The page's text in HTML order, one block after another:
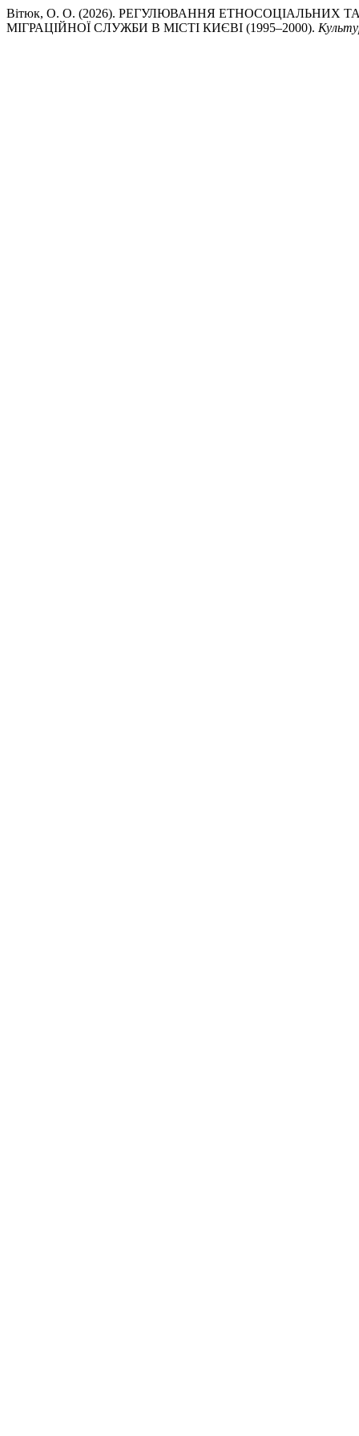
Вітюк, О. О. (2026). РЕГУЛЮВАННЯ
МІГРАЦІЙНОЇ СЛУЖБИ В МІСТІ КИЄВІ (1995–2000).